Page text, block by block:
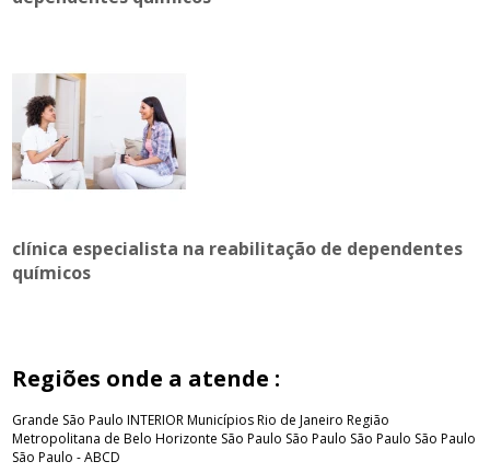
clínica especialista na reabilitação de dependentes
químicos
Regiões onde a atende :
Grande São Paulo INTERIORMunicípios Rio de Janeiro Região
Metropolitana de Belo Horizonte São Paulo São Paulo São Paulo São Paulo
São Paulo - ABCD